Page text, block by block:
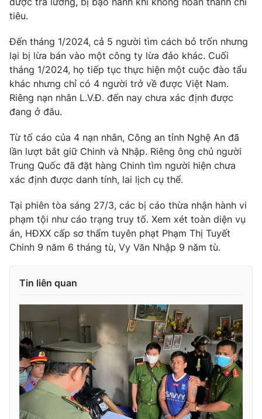
VTV Sức khoẻ
Thị trường 24h Tấm lòng Việt
VTV4 Vươn mình bằng AI
VTV9
Liên hệ tòa soạn English
THỜI BÁO VTV
Cơ quan chủ quản:Đài Truyền hình Việt Nam
Cơ quan báo chí:
Thời báo VTV
Giấy phép hoạt động báo in và báo điện tử số 483/GP-BTTTT
cấp ngày 29/12/2023
Tổng Biên tập:Vũ Thanh Thủy
Phó Tổng Biên tập:Nguyễn Thị Mỹ Hạnh, Phạm Quốc Thắng,
Nguyễn Trọng Ninh
Tổng đài VTV: 024.38 355 931 - 024.38 355 932
tiêu.
Đến tháng 1/2024, cả 5 người tìm cách bỏ trốn nhưng
lại bị lừa bán vào một công ty lừa đảo khác. Cuối
tháng 1/2024, họ tiếp tục thực hiện một cuộc đào tẩu
khác nhưng chỉ có 4 người trở về được Việt Nam.
Riêng nạn nhân L.V.Đ. đến nay chưa xác định được
đang ở đâu.
Từ tố cáo của 4 nạn nhân, Công an tỉnh Nghệ An đã
lần lượt bắt giữ Chinh và Nhập. Riêng ông chủ người
Trung Quốc đã đặt hàng Chinh tìm người hiện chưa
xác định được danh tính, lai lịch cụ thể.
Tại phiên tòa sáng 27/3, các bị cáo thừa nhận hành vi
phạm tội như cáo trạng truy tố. Xem xét toàn diện vụ
án, HĐXX cấp sơ thẩm tuyên phạt Phạm Thị Tuyết
Chinh 9 năm 6 tháng tù, Vy Văn Nhập 9 năm tù.
Tin liên quan